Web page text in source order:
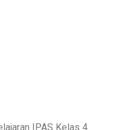
IPAS Kelas 4